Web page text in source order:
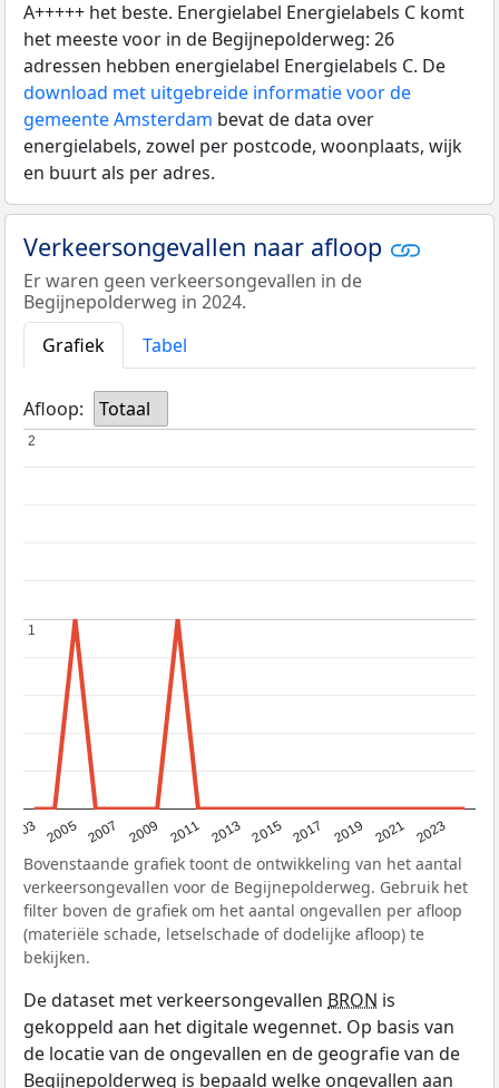
A+++++ het beste. Energielabel Energielabels C komt
het meeste voor in de Begijnepolderweg: 26
adressen hebben energielabel Energielabels C. De
download met uitgebreide informatie voor de
gemeente Amsterdam bevat de data over
energielabels, zowel per postcode, woonplaats, wijk
en buurt als per adres.
Verkeersongevallen naar afloop
Er waren geen verkeersongevallen in de
Begijnepolderweg in 2024.
Grafiek
Tabel
Afloop: Totaal
2003 2005 2007 2009 2011 2013 2015 2017 2019 2021 2023
1
1
2
2
Bovenstaande grafiek toont de ontwikkeling van het aantal
verkeersongevallen voor de Begijnepolderweg. Gebruik het
filter boven de grafiek om het aantal ongevallen per afloop
(materiële schade, letselschade of dodelijke afloop) te
bekijken.
De dataset met verkeersongevallen BRON is
gekoppeld aan het digitale wegennet. Op basis van
de locatie van de ongevallen en de geografie van de
Begijnepolderweg is bepaald welke ongevallen aan